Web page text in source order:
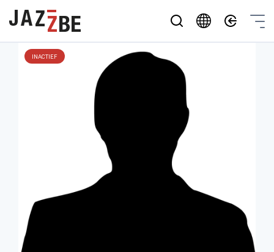
INACTIEF